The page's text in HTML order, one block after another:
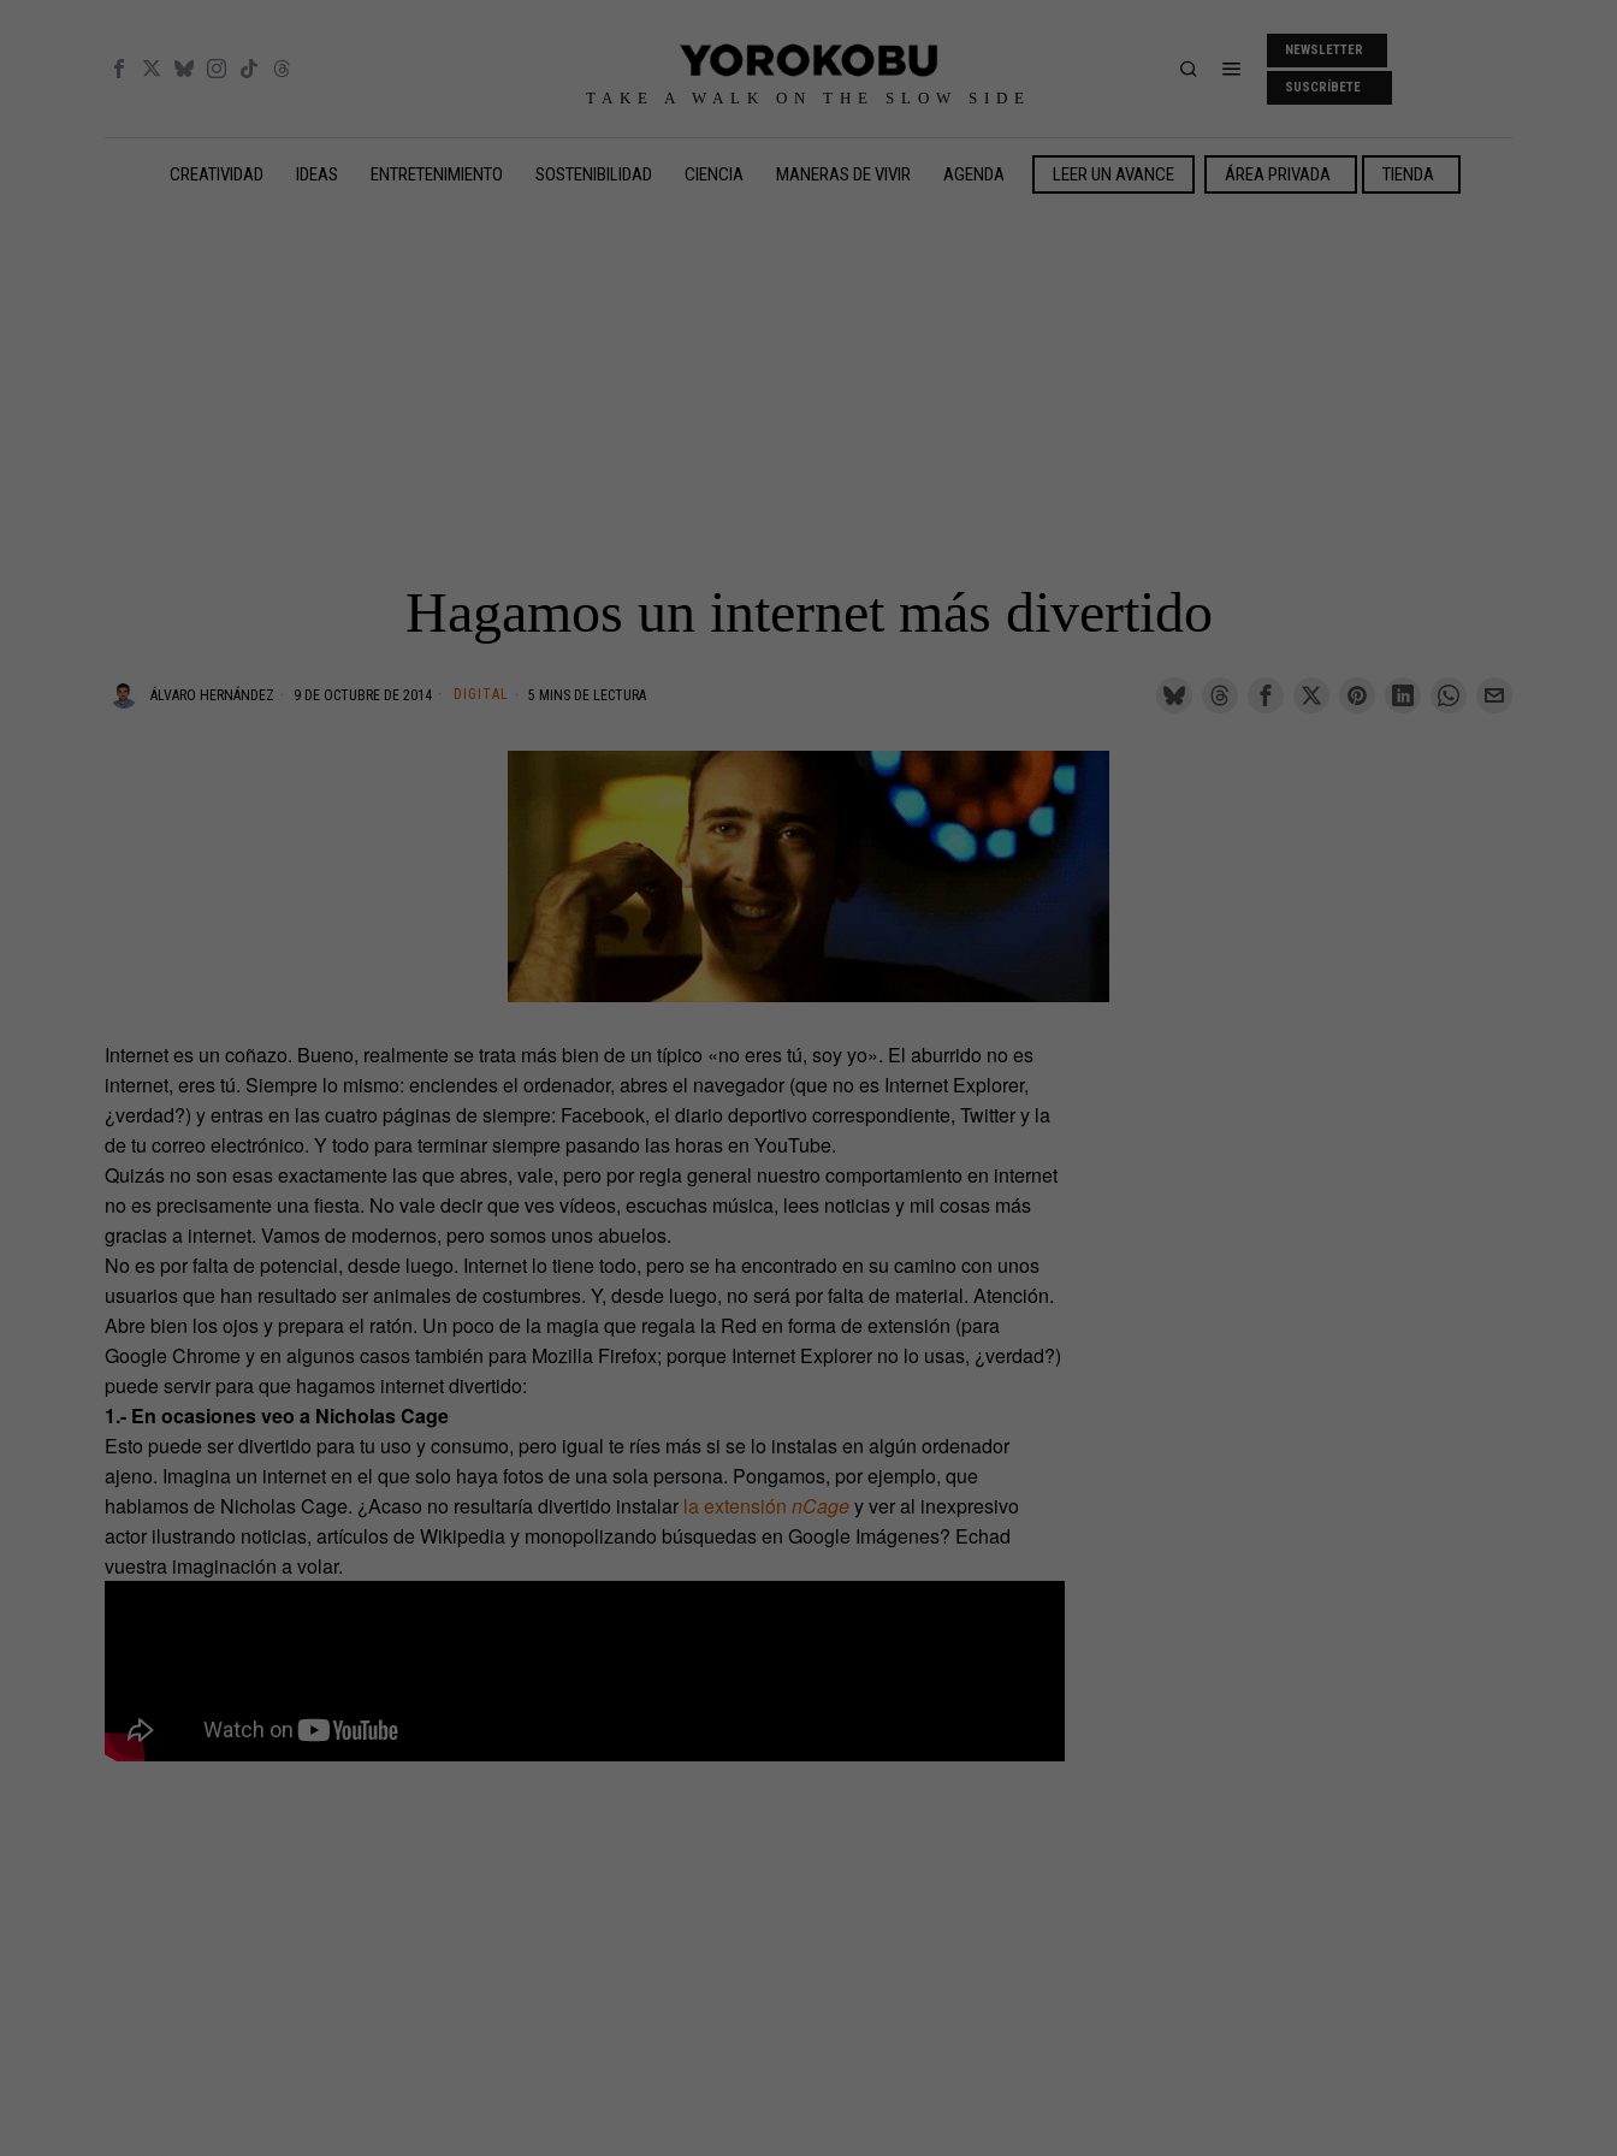
TAKE A WALK ON THE SLOW SIDE
NEWSLETTER
SUSCRÍBETE
CREATIVIDAD IDEAS ENTRETENIMIENTO SOSTENIBILIDAD CIENCIA MANERAS DE VIVIR AGENDA LEER UN AVANCE ÁREA PRIVADA TIENDA
Hagamos un internet más divertido
ÁLVARO HERNÁNDEZ 9 DE OCTUBRE DE 2014 DIGITAL 5 MINS DE LECTURA
Internet es un coñazo. Bueno, realmente se trata más bien de un típico «no eres tú, soy yo». El aburrido no es
internet, eres tú. Siempre lo mismo: enciendes el ordenador, abres el navegador (que no es Internet Explorer,
¿verdad?) y entras en las cuatro páginas de siempre: Facebook, el diario deportivo correspondiente, Twitter y la
de tu correo electrónico. Y todo para terminar siempre pasando las horas en YouTube.
Quizás no son esas exactamente las que abres, vale, pero por regla general nuestro comportamiento en internet
no es precisamente una fiesta. No vale decir que ves vídeos, escuchas música, lees noticias y mil cosas más
gracias a internet. Vamos de modernos, pero somos unos abuelos.
No es por falta de potencial, desde luego. Internet lo tiene todo, pero se ha encontrado en su camino con unos
usuarios que han resultado ser animales de costumbres. Y, desde luego, no será por falta de material. Atención.
Abre bien los ojos y prepara el ratón. Un poco de la magia que regala la Red en forma de extensión (para
Google Chrome y en algunos casos también para Mozilla Firefox; porque Internet Explorer no lo usas, ¿verdad?)
puede servir para que hagamos internet divertido:
1.- En ocasiones veo a Nicholas Cage
Esto puede ser divertido para tu uso y consumo, pero igual te ríes más si se lo instalas en algún ordenador
ajeno. Imagina un internet en el que solo haya fotos de una sola persona. Pongamos, por ejemplo, que
hablamos de Nicholas Cage. ¿Acaso no resultaría divertido instalar la extensión nCagey ver al inexpresivo
actor ilustrando noticias, artículos de Wikipedia y monopolizando búsquedas en Google Imágenes? Echad
vuestra imaginación a volar.